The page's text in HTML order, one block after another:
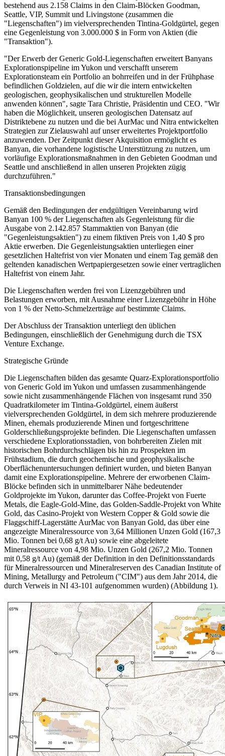
bestehend aus 2.158 Claims in den Claim-Blöcken Goodman,
Seattle, VIP, Summit und Livingstone (zusammen die
"Liegenschaften") im vielversprechenden Tintina-Goldgürtel, gegen
eine Gegenleistung von 3.000.000 $ in Form von Aktien (die
"Transaktion").
"Der Erwerb der Generic Gold-Liegenschaften erweitert Banyans
Explorationspipeline im Yukon und verschafft unserem
Explorationsteam ein Portfolio an bohrreifen und in der Frühphase
befindlichen Goldzielen, auf die wir die intern entwickelten
geologischen, geophysikalischen und strukturellen Modelle
anwenden können", sagte Tara Christie, Präsidentin und CEO. "Wir
haben die Möglichkeit, unseren geologischen Datensatz auf
Distriktebene zu nutzen und die bei AurMac und Nitra entwickelten
Strategien zur Zielauswahl auf unser erweitertes Projektportfolio
anzuwenden. Der Zeitpunkt dieser Akquisition ermöglicht es
Banyan, die vorhandene logistische Unterstützung zu nutzen, um
vorläufige Explorationsmaßnahmen in den Gebieten Goodman und
Seattle und anschließend in allen unseren Projekten zügig
durchzuführen."
Transaktionsbedingungen
Gemäß den Bedingungen der endgültigen Vereinbarung wird
Banyan 100 % der Liegenschaften als Gegenleistung für die
Ausgabe von 2.142.857 Stammaktien von Banyan (die
"Gegenleistungsaktien") zu einem fiktiven Preis von 1,40 $ pro
Aktie erwerben. Die Gegenleistungsaktien unterliegen einer
gesetzlichen Haltefrist von vier Monaten und einem Tag gemäß den
geltenden kanadischen Wertpapiergesetzen sowie einer vertraglichen
Haltefrist von einem Jahr.
Die Liegenschaften werden frei von Lizenzgebühren und
Belastungen erworben, mit Ausnahme einer Lizenzgebühr in Höhe
von 1 % der Netto-Schmelzerträge auf bestimmte Claims.
Der Abschluss der Transaktion unterliegt den üblichen
Bedingungen, einschließlich der Genehmigung durch die TSX
Venture Exchange.
Strategische Gründe
Die Liegenschaften bilden das gesamte Quarz-Explorationsportfolio
von Generic Gold im Yukon und umfassen zusammenhängende
sowie nicht zusammenhängende Flächen von insgesamt rund 350
Quadratkilometer im Tintina-Goldgürtel, einem äußerst
vielversprechenden Goldgürtel, in dem sich mehrere produzierende
Minen, ehemals produzierende Minen und fortgeschrittene
Golderschließungsprojekte befinden. Die Liegenschaften umfassen
verschiedene Explorationsstadien, von bohrbereiten Zielen mit
historischen Bohrdurchschlägen bis hin zu Prospekten im
Frühstadium, die durch geochemische und geophysikalische
Oberflächenuntersuchungen definiert wurden, und bieten Banyan
damit eine Explorationspipeline. Mehrere der erworbenen Claim-
Blöcke befinden sich in unmittelbarer Nähe bedeutender
Goldprojekte im Yukon, darunter das Coffee-Projekt von Fuerte
Metals, die Eagle-Gold-Mine, das Golden-Saddle-Projekt von White
Gold, das Casino-Projekt von Western Copper & Gold sowie die
Flaggschiff-Lagerstätte AurMac von Banyan Gold, das über eine
angezeigte Mineralressource von 3,64 Millionen Unzen Gold (167,3
Mio. Tonnen bei 0,68 g/t Au) sowie eine abgeleitete
Mineralressource von 4,98 Mio. Unzen Gold (267,2 Mio. Tonnen
mit 0,58 g/t Au) (gemäß der Definition in den Definitionsstandards
für Mineralressourcen und Mineralreserven des Canadian Institute of
Mining, Metallurgy and Petroleum ("CIM") aus dem Jahr 2014, die
durch Verweis in NI 43-101 aufgenommen wurden) (Abbildung 1).